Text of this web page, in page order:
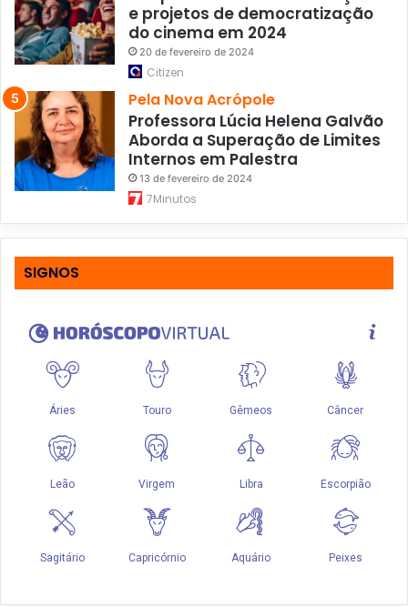
e projetos de democratização
do cinema em 2024
20 de fevereiro de 2024
Citizen
Pela Nova Acrópole
Professora Lúcia Helena Galvão
Aborda a Superação de Limites
Internos em Palestra
13 de fevereiro de 2024
7Minutos
SIGNOS